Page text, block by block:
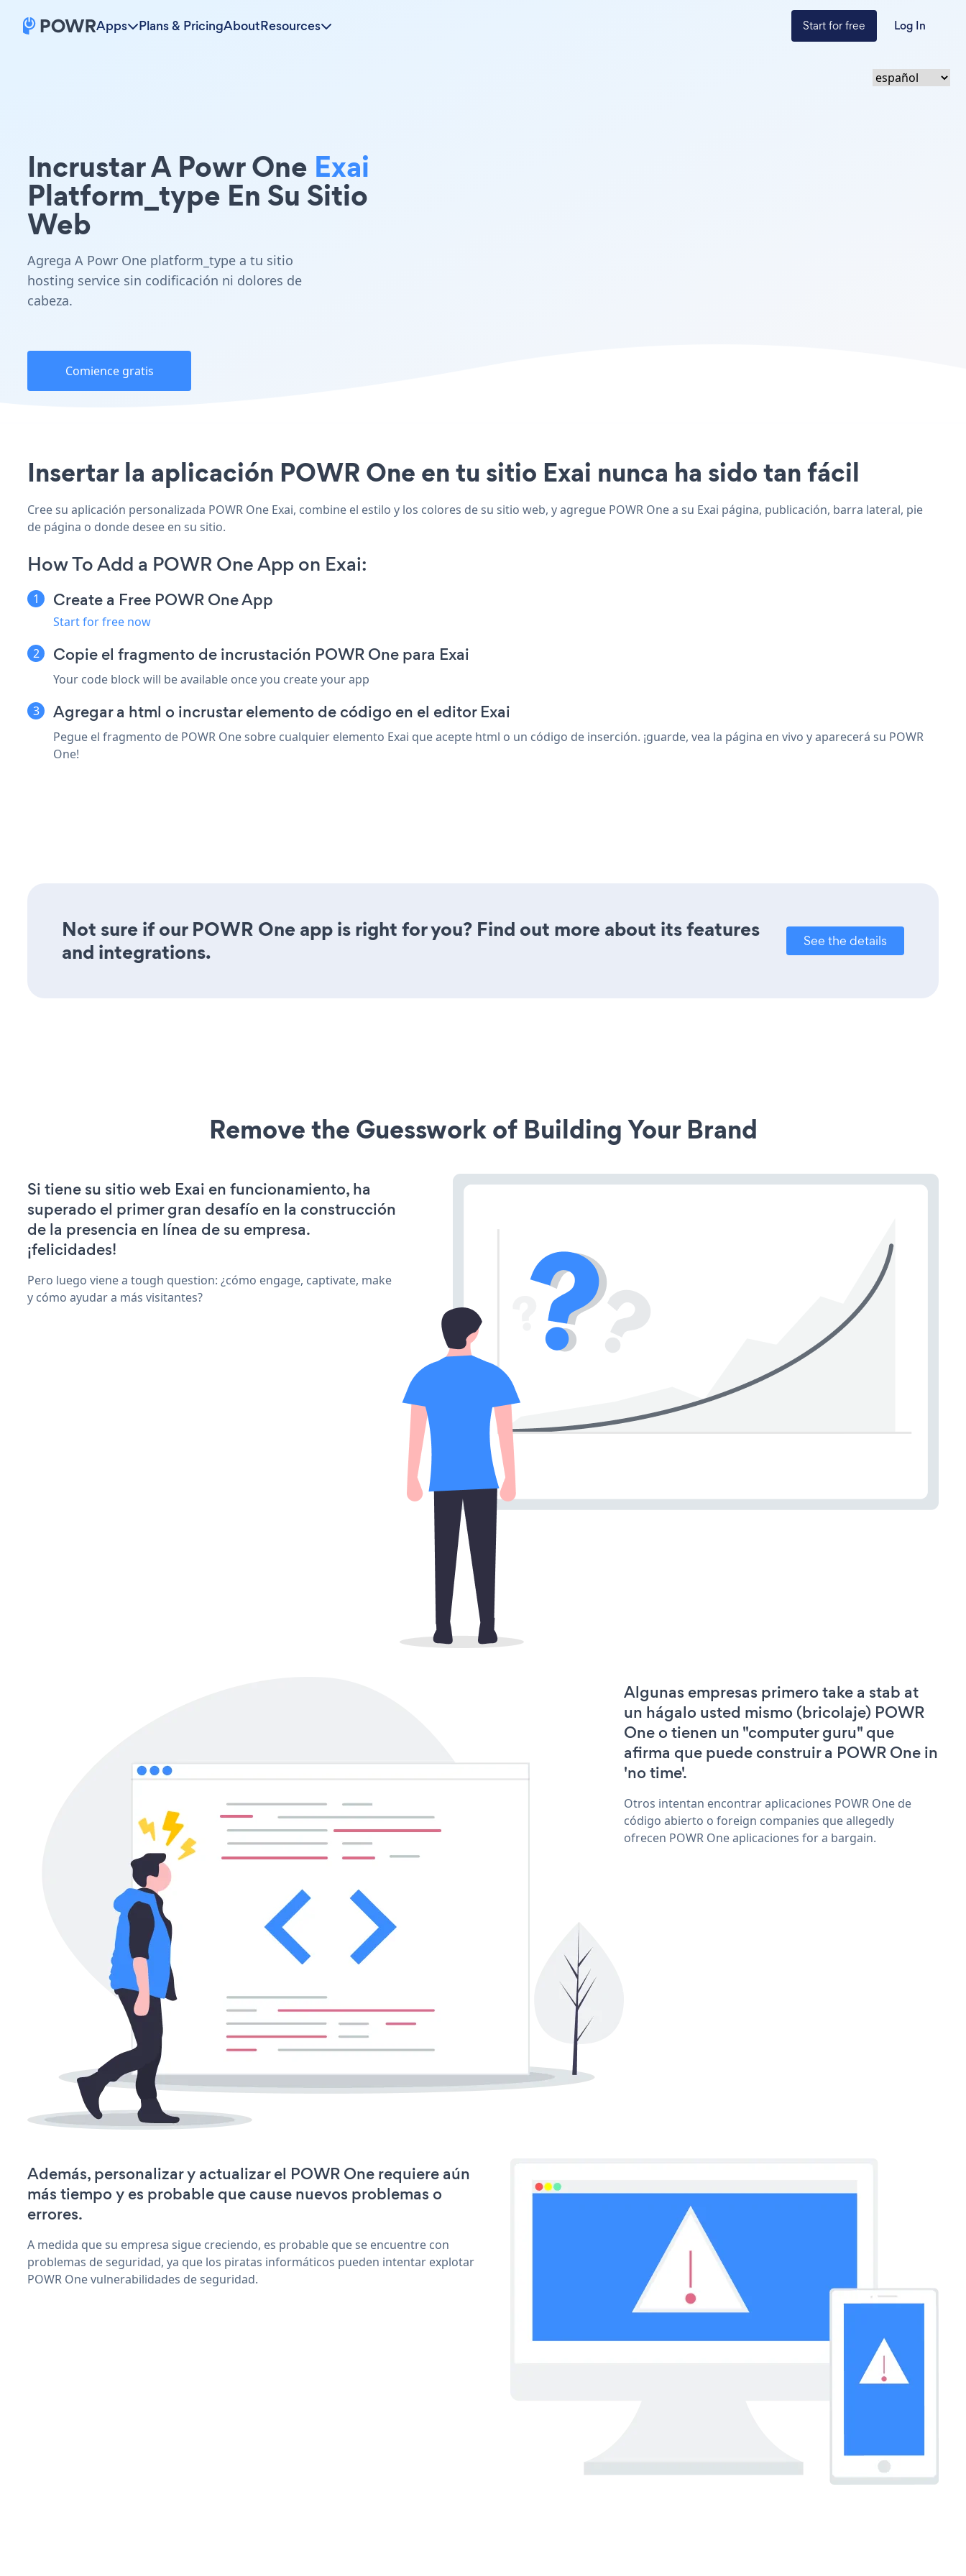
Apps Plans & PricingAboutResources Start for free Log In
Incrustar A Powr One Exai
Platform_type En Su Sitio
Web
Agrega A Powr One platform_type a tu sitio
hosting service sin codificación ni dolores de
cabeza.
Comience gratis
Insertar la aplicación POWR One en tu sitio Exai nunca ha sido tan fácil
Cree su aplicación personalizada POWR One Exai, combine el estilo y los colores de su sitio web, y agregue POWR One a su Exai página, publicación, barra lateral, pie
de página o donde desee en su sitio.
How To Add a POWR One App on Exai:
Create a Free POWR One App
Start for free now
Copie el fragmento de incrustación POWR One para Exai
Your code block will be available once you create your app
Agregar a html o incrustar elemento de código en el editor Exai
Pegue el fragmento de POWR One sobre cualquier elemento Exai que acepte html o un código de inserción. ¡guarde, vea la página en vivo y aparecerá su POWR
One!
Not sure if our POWR One app is right for you? Find out more about its features
and integrations.
See the details
Remove the Guesswork of Building Your Brand
Si tiene su sitio web Exai en funcionamiento, ha
superado el primer gran desafío en la construcción
de la presencia en línea de su empresa.
¡felicidades!
Pero luego viene a tough question: ¿cómo engage, captivate, make
y cómo ayudar a más visitantes?
Algunas empresas primero take a stab at
un hágalo usted mismo (bricolaje) POWR
One o tienen un "computer guru" que
afirma que puede construir a POWR One in
'no time'.
Otros intentan encontrar aplicaciones POWR One de
código abierto o foreign companies que allegedly
ofrecen POWR One aplicaciones for a bargain.
Además, personalizar y actualizar el POWR One requiere aún
más tiempo y es probable que cause nuevos problemas o
errores.
A medida que su empresa sigue creciendo, es probable que se encuentre con
problemas de seguridad, ya que los piratas informáticos pueden intentar explotar
POWR One vulnerabilidades de seguridad.